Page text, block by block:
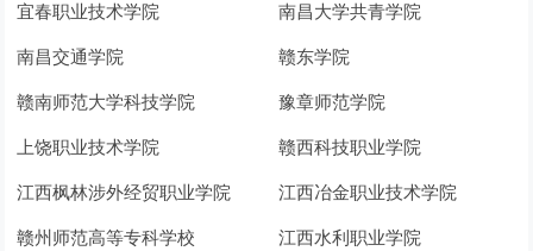
宜春职业技术学院 南昌大学共青学院
南昌交通学院 赣东学院
赣南师范大学科技学院 豫章师范学院
上饶职业技术学院 赣西科技职业学院
江西枫林涉外经贸职业学院 江西冶金职业技术学院
赣州师范高等专科学校 江西水利职业学院